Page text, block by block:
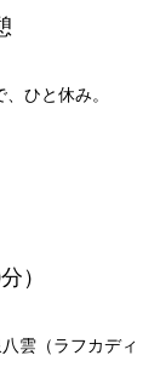
ひと休み。
）
雲（ラフカディ